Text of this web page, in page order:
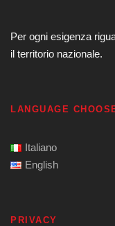
Per ogni esigenza
il territorio nazionale.
LANGUAGE
Italiano
English
PRIVACY